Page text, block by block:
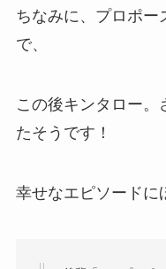
ちなみに、プロポー
で、
この後キンタロー
たそうです！
幸せなエピソードに